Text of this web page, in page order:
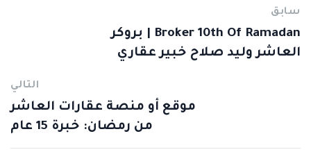
سابق
Broker 10th Of Ramadan | بروكر
العاشر وليد صلاح خبير عقاري
التالي
موقع أو منصة عقارات العاشر
من رمضان: خبرة 15 عام